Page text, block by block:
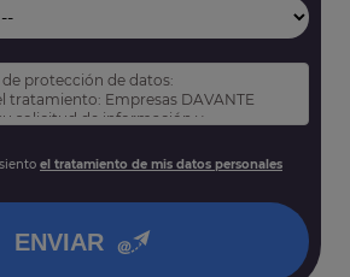
protección de datos:
tratamiento: Empresas DAVANTE
solicitud de información y
rectificar y suprimir sus datos,
tal y como se explica en nuestra
el tratamiento de mis datos personales
ENVIAR